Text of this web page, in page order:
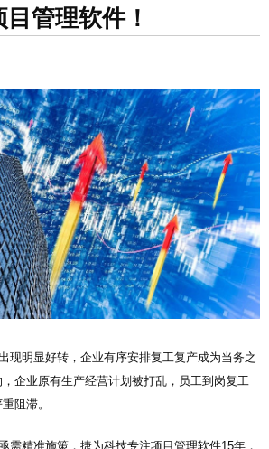
目管理软件！
现明显好转，企业有序安排复工复产成为当务之
企业原有生产经营计划被打乱，员工到岗复工
阻滞。
需精准施策，捷为科技专注项目管理软件15年，